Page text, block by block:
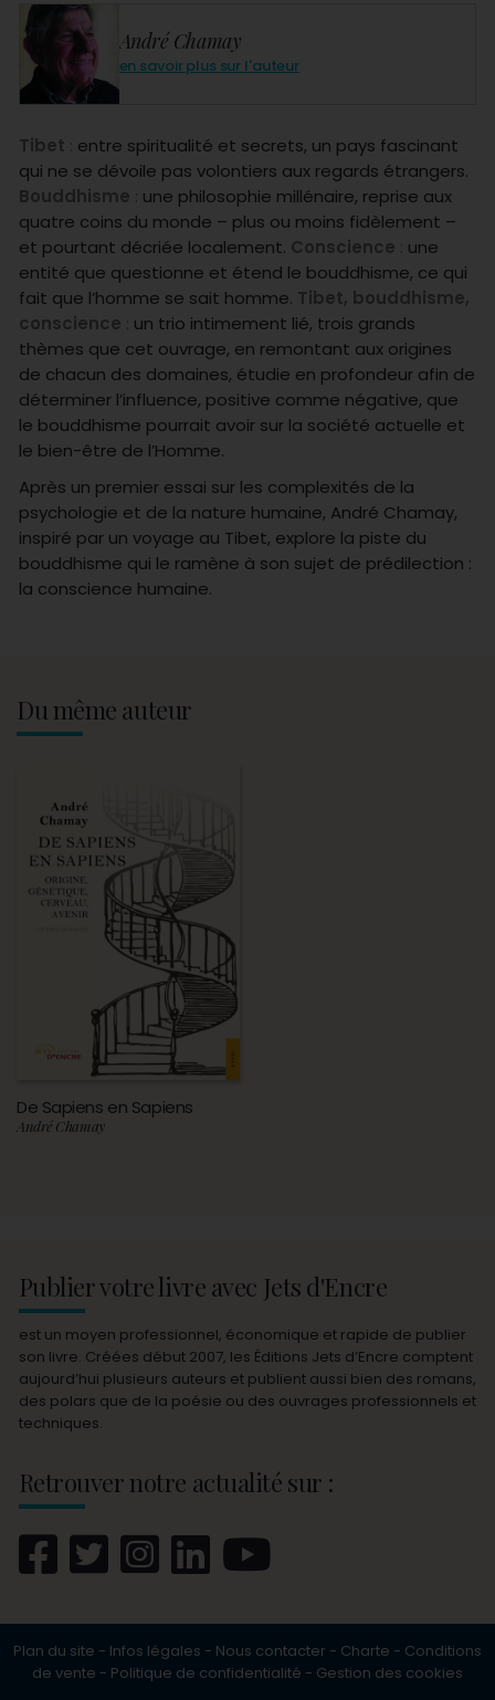
André Chamay
en savoir plus sur l'auteur
Tibet
entre spiritualité et secrets, un pays fascinant
qui ne se dévoile pas volontiers aux regards étrangers.
Bouddhisme
une philosophie millénaire, reprise aux
quatre coins du monde – plus ou moins fidèlement –
et pourtant décriée localement. Conscience
une
entité que questionne et étend le bouddhisme, ce qui
fait que l’homme se sait homme. Tibet, bouddhisme,
conscience
un trio intimement lié, trois grands
thèmes que cet ouvrage, en remontant aux origines
de chacun des domaines, étudie en profondeur afin de
déterminer l’influence, positive comme négative, que
le bouddhisme pourrait avoir sur la société actuelle et
le bien-être de l’Homme.
Après un premier essai sur les complexités de la
psychologie et de la nature humaine, André Chamay,
inspiré par un voyage au Tibet, explore la piste du
bouddhisme qui le ramène à son sujet de prédilection :
la conscience humaine.
Du même auteur
De Sapiens en Sapiens
André Chamay
Publier votre livre avec Jets d'Encre
est un moyen professionnel, économique et rapide de publier
son livre. Créées début 2007, les Éditions Jets d’Encre comptent
aujourd’hui plusieurs auteurs et publient aussi bien des romans,
des polars que de la poésie ou des ouvrages professionnels et
techniques.
Retrouver notre actualité sur :
Plan du site - Infos légales - Nous contacter - Charte - Conditions
de vente - Politique de confidentialité - Gestion des cookies